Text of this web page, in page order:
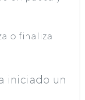
o finaliza
iniciado un